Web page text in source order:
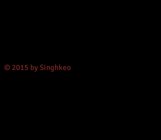
© 2015 by Singhkeo